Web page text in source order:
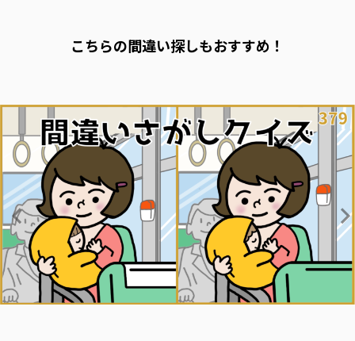
こちらの間違い探しもおすすめ！